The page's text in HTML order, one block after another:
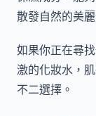
散發自然的美麗
如果你正在尋
激的化妝水，
不二選擇。